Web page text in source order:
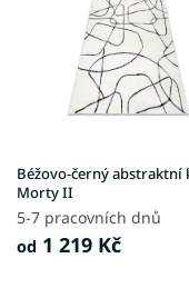
Béžovo-černý abstraktní
Morty II
5-7 pracovních dnů
od 1 219 Kč